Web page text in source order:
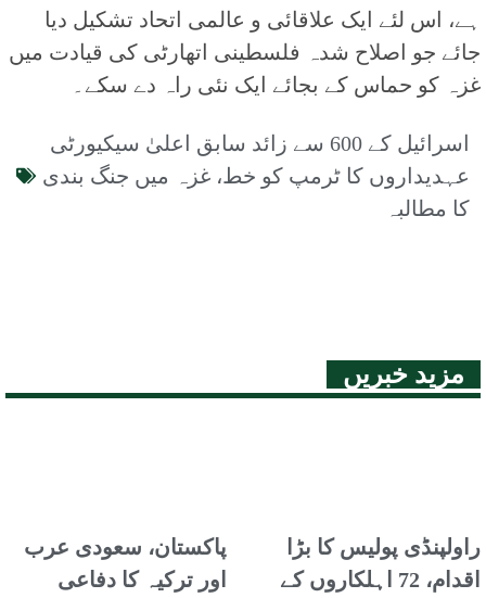
ہے، اس لئے ایک علاقائی و عالمی اتحاد تشکیل دیا
جائے جو اصلاح شدہ فلسطینی اتھارٹی کی قیادت میں
غزہ کو حماس کے بجائے ایک نئی راہ دے سکے۔
اسرائیل کے 600 سے زائد سابق اعلیٰ سیکیورٹی
عہدیداروں کا ٹرمپ کو خط، غزہ میں جنگ بندی
کا مطالبہ
مزید خبریں
پاکستان، سعودی عرب
اور ترکیہ کا دفاعی
راولپنڈی پولیس کا بڑا
اقدام، 72 اہلکاروں کے